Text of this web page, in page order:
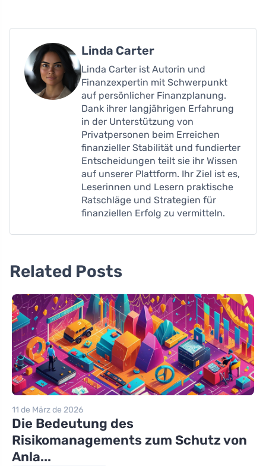
Linda Carter
Linda Carter ist Autorin und
Finanzexpertin mit Schwerpunkt
auf persönlicher Finanzplanung.
Dank ihrer langjährigen Erfahrung
in der Unterstützung von
Privatpersonen beim Erreichen
finanzieller Stabilität und fundierter
Entscheidungen teilt sie ihr Wissen
auf unserer Plattform. Ihr Ziel ist es,
Leserinnen und Lesern praktische
Ratschläge und Strategien für
finanziellen Erfolg zu vermitteln.
Related Posts
11 de März de 2026
Die Bedeutung des
Risikomanagements zum Schutz von
Anla...